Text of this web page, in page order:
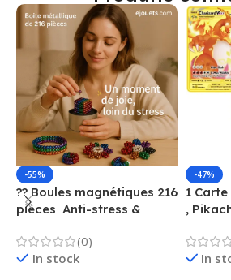
-55%
?? Boules magnétiques 216
pièces  Anti-stress &
(0)
In stock
-47%
1
,
In